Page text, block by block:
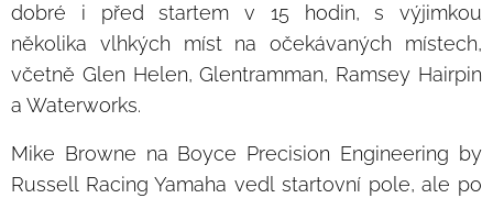
dobré i před startem v 15 hodin, s výjimkou
několika vlhkých míst na očekávaných místech,
včetně Glen Helen, Glentramman, Ramsey Hairpin
a Waterworks.
Mike Browne na Boyce Precision Engineering by
Russell Racing Yamaha vedl startovní pole, ale po